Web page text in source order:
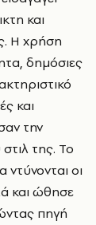
και
Η χρήση
δημόσιες
και
την
της. Το
ντύνονται οι
και ώθησε
πηγή